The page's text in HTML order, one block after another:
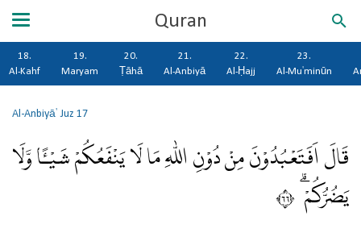
Quran
18.
Al-Kahf
19.
Maryam
20.
Ṭāhā
21.
Al-Anbiyā
22.
Al-Ḥajj
23.
Al-Mu'minūn
Al-Anbiyā'Juz 17
قَالَ اَفَتَعْبُدُوْنَ مِنْ دُوْنِ اللّٰهِ مَا لَا يَنْفَعُكُمْ شَيْـًٔا وَّلَا
يَضُرُّكُمْ ۗ ٦٦